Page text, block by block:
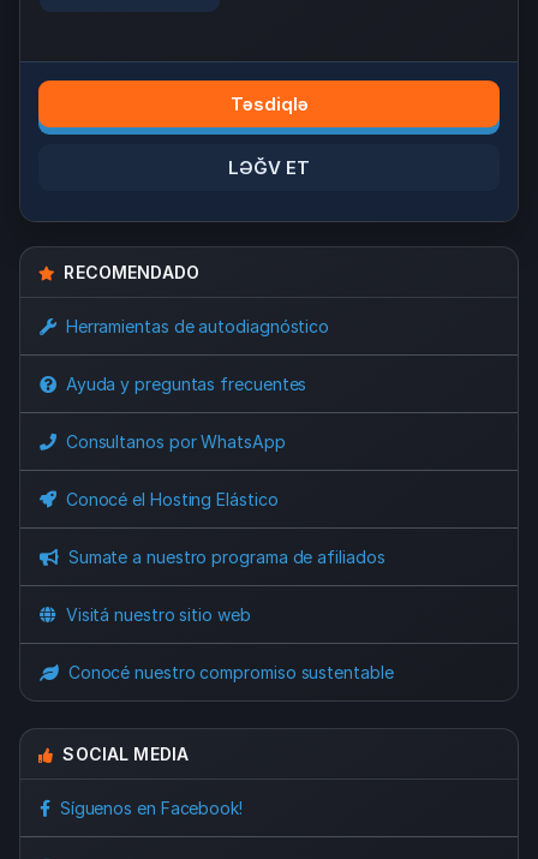
LƏĞV ET
RECOMENDADO
Herramientas de autodiagnóstico
Ayuda y preguntas frecuentes
Consultanos por WhatsApp
Conocé el Hosting Elástico
Sumate a nuestro programa de afiliados
Visitá nuestro sitio web
Conocé nuestro compromiso sustentable
SOCIAL MEDIA
Síguenos en Facebook!